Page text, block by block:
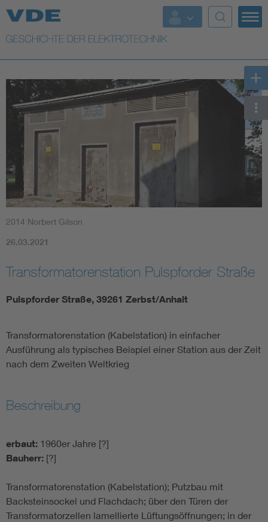
Top Themen
Weitere Themen
2014 Norbert Gilson
26.03.2021
Transformatorenstation Pulspforder Straße
Pulspforder Straße, 39261 Zerbst/Anhalt
Transformatorenstation (Kabelstation) in einfacher
Ausführung als typisches Beispiel einer Station aus der Zeit
nach dem Zweiten Weltkrieg
Beschreibung
erbaut: 1960er Jahre [?]
Bauherr: [?]
Transformatorenstation (Kabelstation); Putzbau mit
Backsteinsockel und Flachdach; über den Türen der
Transformatorzellen lamellierte Lüftungsöffnungen; in der